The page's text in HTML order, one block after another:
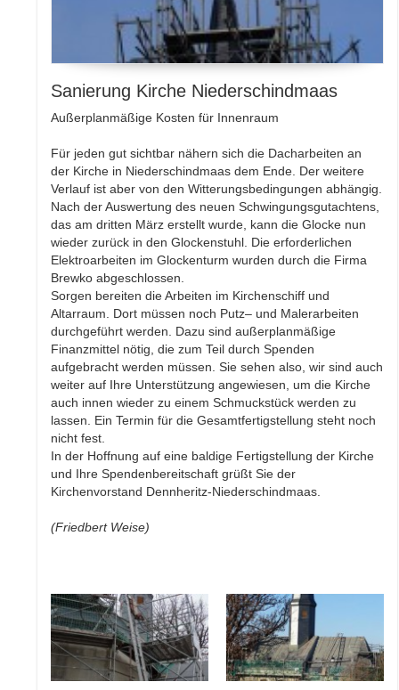
Sanierung Kirche Niederschindmaas
Außerplanmäßige Kosten für Innenraum
Für jeden gut sichtbar nähern sich die Dacharbeiten an
der Kirche in Niederschindmaas dem Ende. Der weitere
Verlauf ist aber von den Witterungsbedingungen abhängig.
Nach der Auswertung des neuen Schwingungsgutachtens,
das am dritten März erstellt wurde, kann die Glocke nun
wieder zurück in den Glockenstuhl. Die erforderlichen
Elektroarbeiten im Glockenturm wurden durch die Firma
Brewko abgeschlossen.
Sorgen bereiten die Arbeiten im Kirchenschiff und
Altarraum. Dort müssen noch Putz– und Malerarbeiten
durchgeführt werden. Dazu sind außerplanmäßige
Finanzmittel nötig, die zum Teil durch Spenden
aufgebracht werden müssen. Sie sehen also, wir sind auch
weiter auf Ihre Unterstützung angewiesen, um die Kirche
auch innen wieder zu einem Schmuckstück werden zu
lassen. Ein Termin für die Gesamtfertigstellung steht noch
nicht fest.
In der Hoffnung auf eine baldige Fertigstellung der Kirche
und Ihre Spendenbereitschaft grüßt Sie der
Kirchenvorstand Dennheritz-Niederschindmaas.
(Friedbert Weise)